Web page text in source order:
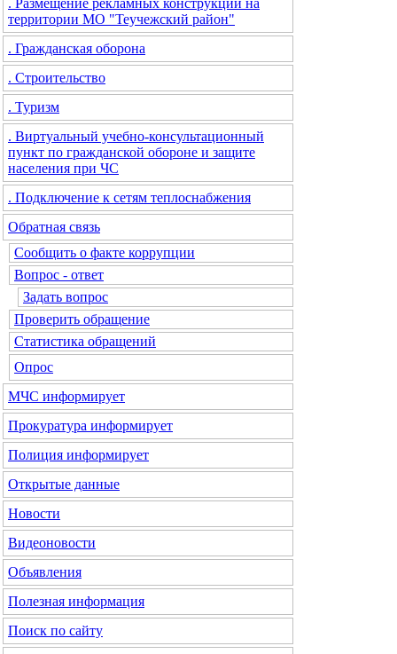
. Размещение рекламных конструкции на
территории МО "Теучежский район"
. Гражданская оборона
. Строительство
. Туризм
. Виртуальный учебно-консультационный
пункт по гражданской обороне и защите
населения при ЧС
. Подключение к сетям теплоснабжения
Обратная связь
Сообщить о факте коррупции
Вопрос - ответ
Задать вопрос
Проверить обращение
Статистика обращений
Опрос
МЧС информирует
Прокуратура информирует
Полиция информирует
Открытые данные
Новости
Видеоновости
Объявления
Полезная информация
Поиск по сайту